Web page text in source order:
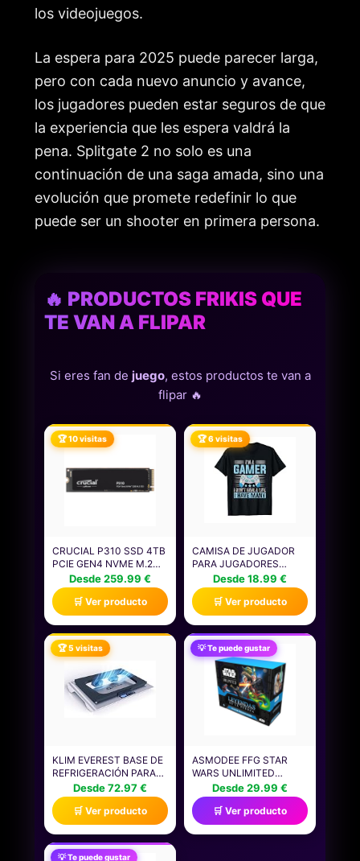
los videojuegos.
La espera para 2025 puede parecer larga,
pero con cada nuevo anuncio y avance,
los jugadores pueden estar seguros de que
la experiencia que les espera valdrá la
pena. Splitgate 2 no solo es una
continuación de una saga amada, sino una
evolución que promete redefinir lo que
puede ser un shooter en primera persona.
🔥 PRODUCTOS FRIKIS QUE
TE VAN A FLIPAR
Si eres fan de juego, estos productos te van a
flipar 🔥
🏆 10 visitas
CRUCIAL P310 SSD 4TB
PCIE GEN4 NVME M.2
2280, DISCO INTERNO,
HASTA 7.100 MB/S,
COMPATIBLE CON
ORDENADOR PORTÁTIL
Y DE SOBREMESA &
CONSOLAS DE JUEGOS
PORTÁTILES -
CT4000P310SSD801
Desde 259.99 €
🛒 Ver producto
🏆 6 visitas
CAMISA DE JUGADOR
PARA JUGADORES
NIÑOS HOMBRES
VIDEOJUEGOS JUEGOS
CAMISETA
Desde 18.99 €
🛒 Ver producto
🏆 5 visitas
KLIM EVEREST BASE DE
REFRIGERACIÓN PARA
PORTÁTILES - EVITA EL
SOBRECALENTAMIENTO
Y PROTEGE TU
PORTÁTIL GAMING -14 A
17" - 2 VENTILADORES
TURBO DE 4300 RPM
Desde 72.97 €
🛒 Ver producto
💡 Te puede gustar
ASMODEE FFG STAR
WARS UNLIMITED
JUEGO DE CARTAS
COLECCIONABLES
LEYENDAS DE LA
FUERZA - CAJA DE
PRELANZAMIENTO -
Desde 29.99 €
🛒 Ver producto
💡 Te puede gustar